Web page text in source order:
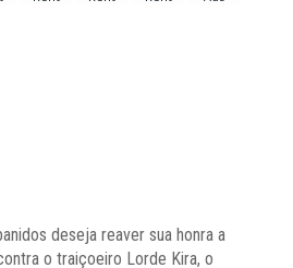
deseja reaver sua honra a
o traiçoeiro Lorde Kira, o